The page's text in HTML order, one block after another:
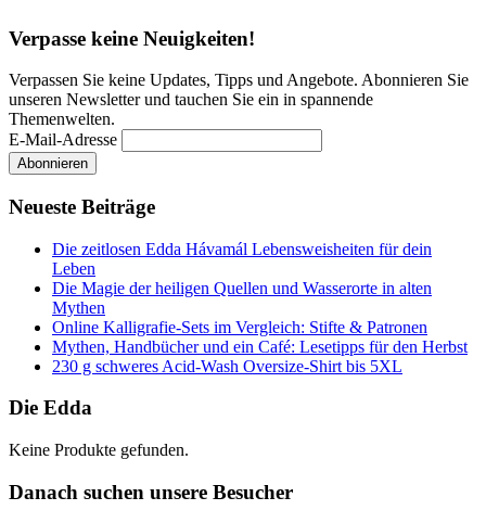
Verpasse keine Neuigkeiten!
Verpassen Sie keine Updates, Tipps und Angebote. Abonnieren Sie
unseren Newsletter und tauchen Sie ein in spannende
Themenwelten.
E-Mail-Adresse
Neueste Beiträge
Die zeitlosen Edda Hávamál Lebensweisheiten für dein
Leben
Die Magie der heiligen Quellen und Wasserorte in alten
Mythen
Online Kalligrafie‑Sets im Vergleich: Stifte & Patronen
Mythen, Handbücher und ein Café: Lesetipps für den Herbst
230 g schweres Acid-Wash Oversize-Shirt bis 5XL
Die Edda
Keine Produkte gefunden.
Danach suchen unsere Besucher